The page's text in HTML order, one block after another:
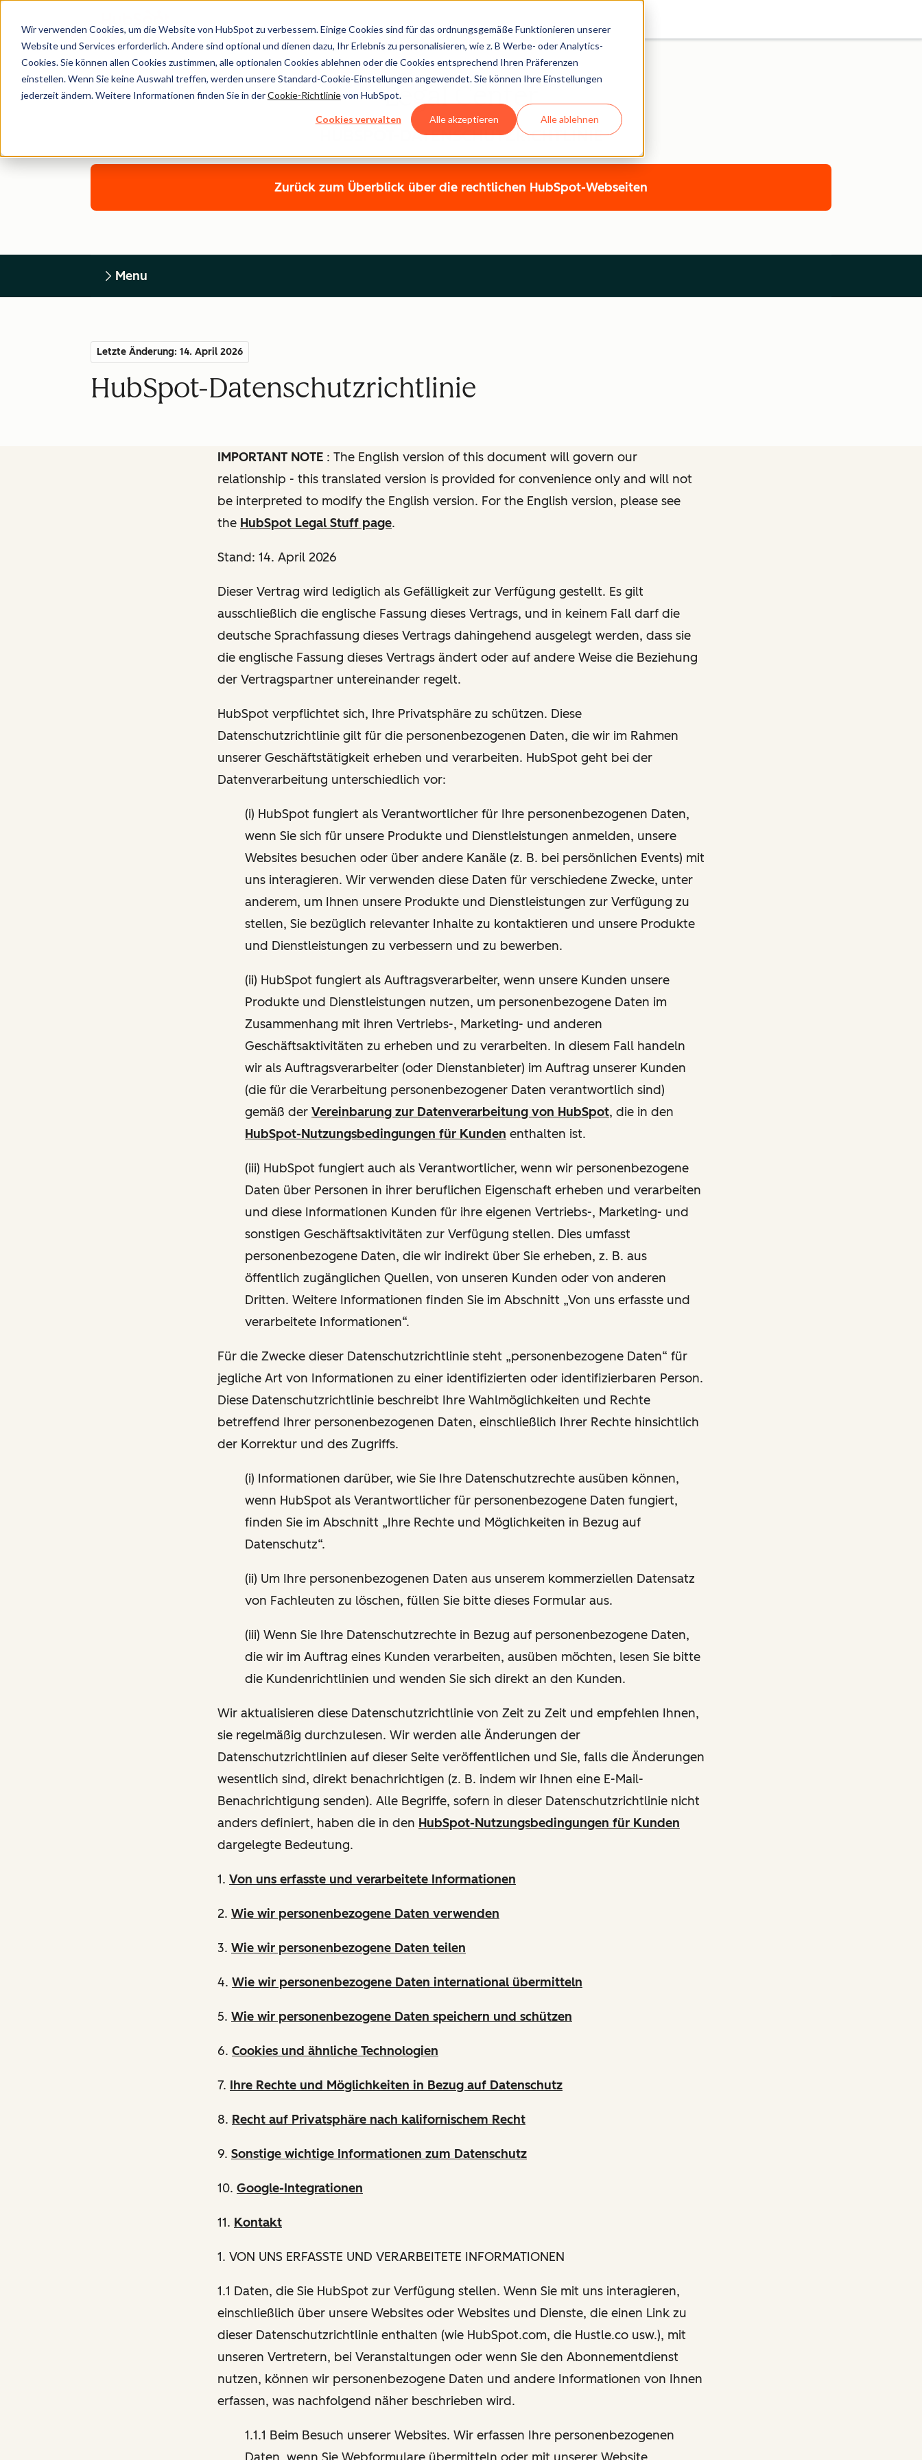
Wir verwenden Cookies, um die Website von HubSpot zu verbessern. Einige Cookies sind für das ordnungsgemäße Funktionieren unserer
Website und Services erforderlich. Andere sind optional und dienen dazu, Ihr Erlebnis zu personalisieren, wie z. B Werbe- oder Analytics-
Cookies. Sie können allen Cookies zustimmen, alle optionalen Cookies ablehnen oder die Cookies entsprechend Ihren Präferenzen
einstellen. Wenn Sie keine Auswahl treffen, werden unsere Standard-Cookie-Einstellungen angewendet. Sie können Ihre Einstellungen
jederzeit ändern. Weitere Informationen finden Sie in derCookie-Richtlinievon HubSpot.
Cookies verwalten Alle akzeptieren Alle ablehnen
Legal Center
HUBSPOT-DATENSCHUTZRICHTLINIE
Zurück zum Überblick über die rechtlichen HubSpot-Webseiten
Menu
Letzte Änderung: 14. April 2026
HubSpot-Datenschutzrichtlinie
IMPORTANT NOTE : The English version of this document will govern our
relationship - this translated version is provided for convenience only and will not
be interpreted to modify the English version. For the English version, please see
the HubSpot Legal Stuff page.
Stand: 14. April 2026
Dieser Vertrag wird lediglich als Gefälligkeit zur Verfügung gestellt. Es gilt
ausschließlich die englische Fassung dieses Vertrags, und in keinem Fall darf die
deutsche Sprachfassung dieses Vertrags dahingehend ausgelegt werden, dass sie
die englische Fassung dieses Vertrags ändert oder auf andere Weise die Beziehung
der Vertragspartner untereinander regelt.
HubSpot verpflichtet sich, Ihre Privatsphäre zu schützen. Diese
Datenschutzrichtlinie gilt für die personenbezogenen Daten, die wir im Rahmen
unserer Geschäftstätigkeit erheben und verarbeiten. HubSpot geht bei der
Datenverarbeitung unterschiedlich vor:
(i) HubSpot fungiert als Verantwortlicher für Ihre personenbezogenen Daten,
wenn Sie sich für unsere Produkte und Dienstleistungen anmelden, unsere
Websites besuchen oder über andere Kanäle (z. B. bei persönlichen Events) mit
uns interagieren. Wir verwenden diese Daten für verschiedene Zwecke, unter
anderem, um Ihnen unsere Produkte und Dienstleistungen zur Verfügung zu
stellen, Sie bezüglich relevanter Inhalte zu kontaktieren und unsere Produkte
und Dienstleistungen zu verbessern und zu bewerben.
(ii) HubSpot fungiert als Auftragsverarbeiter, wenn unsere Kunden unsere
Produkte und Dienstleistungen nutzen, um personenbezogene Daten im
Zusammenhang mit ihren Vertriebs-, Marketing- und anderen
Geschäftsaktivitäten zu erheben und zu verarbeiten. In diesem Fall handeln
wir als Auftragsverarbeiter (oder Dienstanbieter) im Auftrag unserer Kunden
(die für die Verarbeitung personenbezogener Daten verantwortlich sind)
gemäß der Vereinbarung zur Datenverarbeitung von HubSpot, die in den
HubSpot-Nutzungsbedingungen für Kunden enthalten ist.
(iii) HubSpot fungiert auch als Verantwortlicher, wenn wir personenbezogene
Daten über Personen in ihrer beruflichen Eigenschaft erheben und verarbeiten
und diese Informationen Kunden für ihre eigenen Vertriebs-, Marketing- und
sonstigen Geschäftsaktivitäten zur Verfügung stellen. Dies umfasst
personenbezogene Daten, die wir indirekt über Sie erheben, z. B. aus
öffentlich zugänglichen Quellen, von unseren Kunden oder von anderen
Dritten. Weitere Informationen finden Sie im Abschnitt „Von uns erfasste und
verarbeitete Informationen“.
Für die Zwecke dieser Datenschutzrichtlinie steht „personenbezogene Daten“ für
jegliche Art von Informationen zu einer identifizierten oder identifizierbaren Person.
Diese Datenschutzrichtlinie beschreibt Ihre Wahlmöglichkeiten und Rechte
betreffend Ihrer personenbezogenen Daten, einschließlich Ihrer Rechte hinsichtlich
der Korrektur und des Zugriffs.
(i) Informationen darüber, wie Sie Ihre Datenschutzrechte ausüben können,
wenn HubSpot als Verantwortlicher für personenbezogene Daten fungiert,
finden Sie im Abschnitt „Ihre Rechte und Möglichkeiten in Bezug auf
Datenschutz“.
(ii) Um Ihre personenbezogenen Daten aus unserem kommerziellen Datensatz
von Fachleuten zu löschen, füllen Sie bitte dieses Formular aus.
(iii) Wenn Sie Ihre Datenschutzrechte in Bezug auf personenbezogene Daten,
die wir im Auftrag eines Kunden verarbeiten, ausüben möchten, lesen Sie bitte
die Kundenrichtlinien und wenden Sie sich direkt an den Kunden.
Wir aktualisieren diese Datenschutzrichtlinie von Zeit zu Zeit und empfehlen Ihnen,
sie regelmäßig durchzulesen. Wir werden alle Änderungen der
Datenschutzrichtlinien auf dieser Seite veröffentlichen und Sie, falls die Änderungen
wesentlich sind, direkt benachrichtigen (z. B. indem wir Ihnen eine E-Mail-
Benachrichtigung senden). Alle Begriffe, sofern in dieser Datenschutzrichtlinie nicht
anders definiert, haben die in den HubSpot-Nutzungsbedingungen für Kunden
dargelegte Bedeutung.
1. Von uns erfasste und verarbeitete Informationen
2. Wie wir personenbezogene Daten verwenden
3. Wie wir personenbezogene Daten teilen
4. Wie wir personenbezogene Daten international übermitteln
5. Wie wir personenbezogene Daten speichern und schützen
6. Cookies und ähnliche Technologien
7. Ihre Rechte und Möglichkeiten in Bezug auf Datenschutz
8. Recht auf Privatsphäre nach kalifornischem Recht
9. Sonstige wichtige Informationen zum Datenschutz
10. Google-Integrationen
11. Kontakt
1. VON UNS ERFASSTE UND VERARBEITETE INFORMATIONEN
1.1 Daten, die Sie HubSpot zur Verfügung stellen. Wenn Sie mit uns interagieren,
einschließlich über unsere Websites oder Websites und Dienste, die einen Link zu
dieser Datenschutzrichtlinie enthalten (wie HubSpot.com, die Hustle.co usw.), mit
unseren Vertretern, bei Veranstaltungen oder wenn Sie den Abonnementdienst
nutzen, können wir personenbezogene Daten und andere Informationen von Ihnen
erfassen, was nachfolgend näher beschrieben wird.
1.1.1 Beim Besuch unserer Websites. Wir erfassen Ihre personenbezogenen